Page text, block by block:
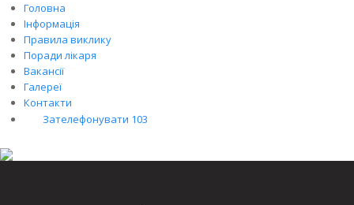
Головна
Інформація
Правила виклику
Поради лікаря
Вакансії
Галереї
Контакти
Зателефонувати 103